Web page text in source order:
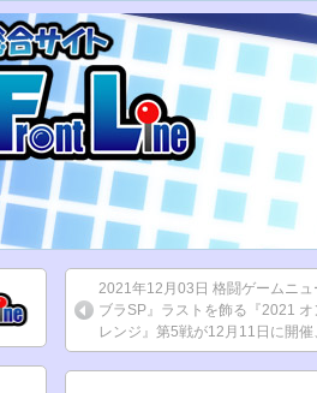
2021年12月03日 格闘ゲームニ
ブラSP』ラストを飾る『2021
レンジ』第5戦が12月11日に開催